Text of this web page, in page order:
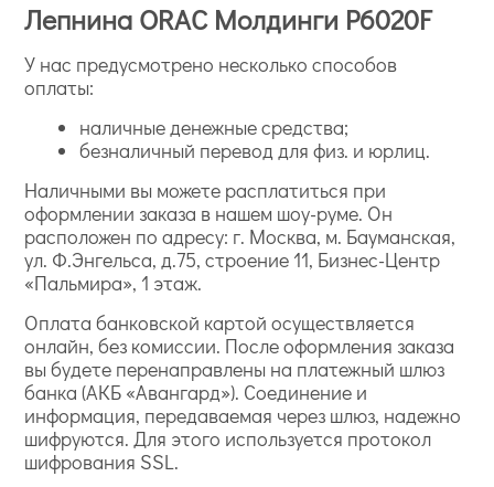
Лепнина ORAC Молдинги P6020F
У нас предусмотрено несколько способов
оплаты:
наличные денежные средства;
безналичный перевод для физ. и юрлиц.
Наличными вы можете расплатиться при
оформлении заказа в нашем шоу-руме. Он
расположен по адресу: г. Москва, м. Бауманская,
ул. Ф.Энгельса, д.75, строение 11, Бизнес-Центр
«Пальмира», 1 этаж.
Оплата банковской картой осуществляется
онлайн, без комиссии. После оформления заказа
вы будете перенаправлены на платежный шлюз
банка (АКБ «Авангард»). Соединение и
информация, передаваемая через шлюз, надежно
шифруются. Для этого используется протокол
шифрования SSL.